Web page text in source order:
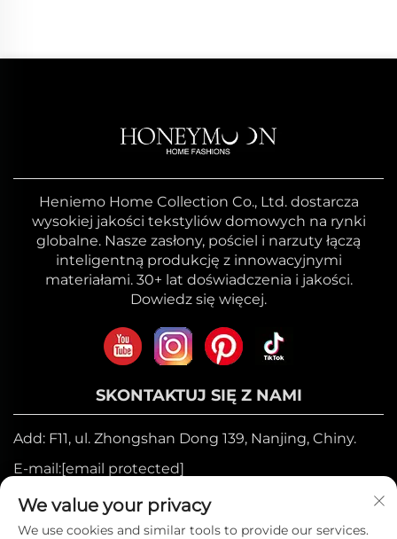
Heniemo Home Collection Co., Ltd. dostarcza
wysokiej jakości tekstyliów domowych na rynki
globalne. Nasze zasłony, pościel i narzuty łączą
inteligentną produkcję z innowacyjnymi
materiałami. 30+ lat doświadczenia i jakości.
Dowiedz się więcej.
SKONTAKTUJ SIĘ Z NAMI
Add: F11, ul. Zhongshan Dong 139, Nanjing, Chiny.
E-mail:[email protected]
Telefon komórkowy:+86-17327710449
Tel.: +86-025-84573776
We value your privacy
We use cookies and similar tools to provide our services.